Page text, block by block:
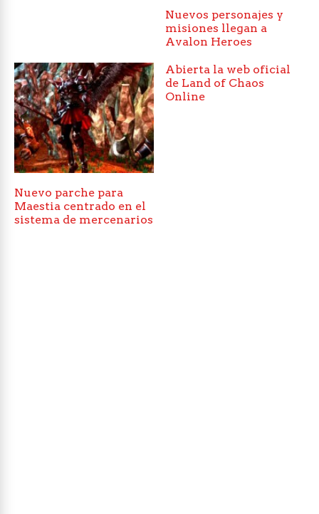
Nuevos personajes y
misiones llegan a
Avalon Heroes
Nuevo parche para
Maestia centrado en el
sistema de mercenarios
Abierta la web oficial
de Land of Chaos
Online